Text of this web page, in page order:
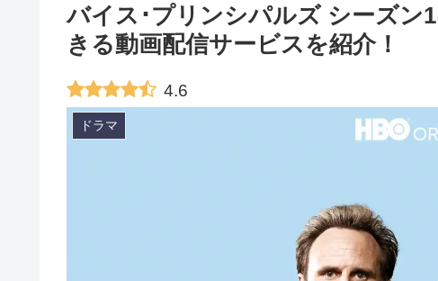
バイス･プリンシパルズ シーズン
きる動画配信サービスを紹介！
4.6
ドラマ